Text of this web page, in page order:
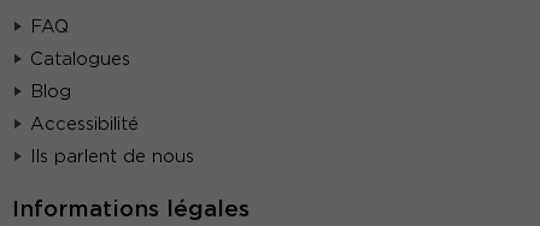
FAQ
Catalogues
Blog
Accessibilité
Ils parlent de nous
Informations légales